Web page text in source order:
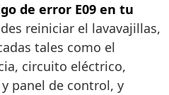
de error E09 en tu
reiniciar el lavavajillas,
tales como el
circuito eléctrico,
panel de control, y